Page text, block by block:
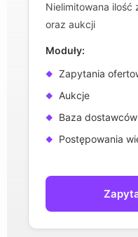
Nielimitowana
oraz aukcji
Moduły:
Zapytania
Aukcje
Baza dostawców
Postępowania